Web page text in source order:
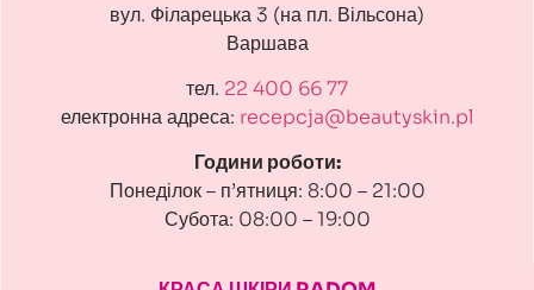
вул. Філарецька 3 (на пл. Вільсона)
Варшава
тел. 22 400 66 77
електронна адреса: recepcja@beautyskin.pl
Години роботи:
Понеділок – п’ятниця: 8:00 – 21:00
Субота: 08:00 – 19:00